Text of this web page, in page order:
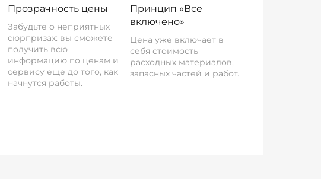
Прозрачность цены
Забудьте о неприятных
сюрпризах: вы сможете
получить всю
информацию по ценам и
сервису еще до того, как
начнутся работы.
Принцип «Все
включено»
Цена уже включает в
себя стоимость
расходных материалов,
запасных частей и работ.